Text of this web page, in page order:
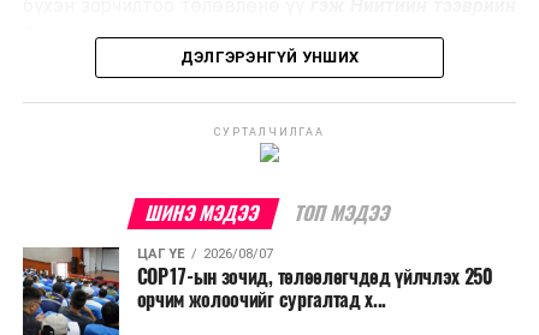
улсад өргөн ашиглаж байна.
бодлогын газраас мэдээллээ.
ДЭЛГЭРЭНГҮЙ УНШИХ
СУРТАЛЧИЛГАА
ШИНЭ МЭДЭЭ ТОП МЭДЭЭ
ЦАГ ҮЕ 2026/08/07
COP17-ын зочид, төлөөлөгчдөд үйлчлэх 250
орчим жолоочийг сургалтад х...